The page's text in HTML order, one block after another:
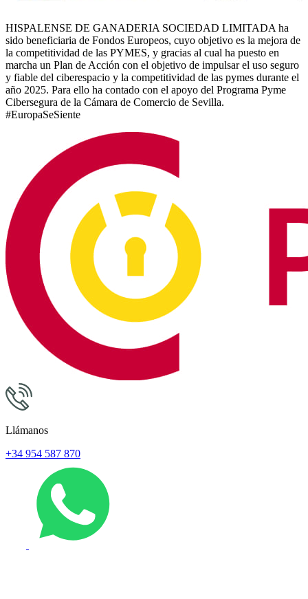
HISPALENSE DE GANADERIA SOCIEDAD LIMITADA ha
sido beneficiaria de Fondos Europeos, cuyo objetivo es la mejora de
la competitividad de las PYMES, y gracias al cual ha puesto en
marcha un Plan de Acción con el objetivo de impulsar el uso seguro
y fiable del ciberespacio y la competitividad de las pymes durante el
año 2025. Para ello ha contado con el apoyo del Programa Pyme
Cibersegura de la Cámara de Comercio de Sevilla.
#EuropaSeSiente
Llámanos
+34 954 587 870